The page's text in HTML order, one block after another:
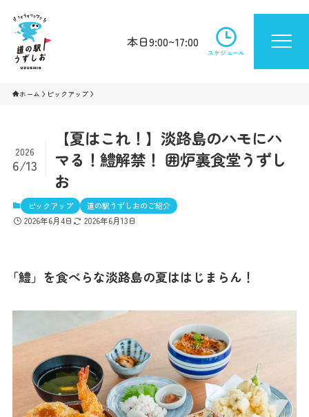
本日9:00~17:00
スケジュール
ホーム ピックアップ
【夏はこれ！】淡路島のハモにハ
マる！鱧解禁！ 囲炉裏食堂うずし
お
2026
6/13
ピックアップ 道の駅うずしおのご紹介
2026年6月4日 2026年6月13日
「鱧」を食べらな淡路島の夏ははじまらん！